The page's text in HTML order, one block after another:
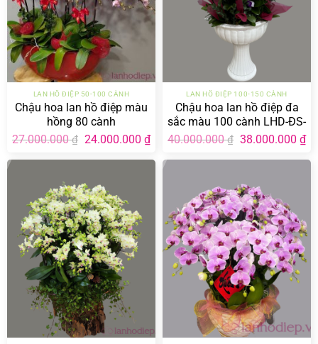
LAN HỒ ĐIỆP 50-100 CÀNH
Chậu hoa lan hồ điệp màu
hồng 80 cành
27.000.000₫ Giá
là:
24.000.000 ₫Giá
hiện
tại
LAN HỒ ĐIỆP 100-150 CÀNH
Chậu hoa lan hồ điệp đa
sắc màu 100 cành LHD-ĐS-
100-CS-03
40.000.000₫ Giá
là:
38.000.000 ₫
tại